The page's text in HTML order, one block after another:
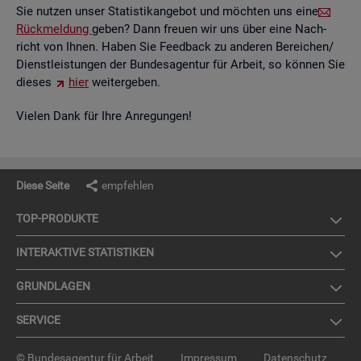
Sie nut­zen unser Sta­tis­tik­an­ge­bot und möch­ten uns eine
Rück­mel­dung geben? Dann freu­en wir uns über eine Nach­
richt von Ihnen. Haben Sie Feed­back zu an­de­ren Be­rei­chen/
Dienst­leis­tun­gen der Bun­des­agen­tur für Ar­beit, so kön­nen Sie
die­ses
hier wei­ter­ge­ben.
Vie­len Dank für Ihre An­re­gun­gen!
Diese Seite empfehlen
TOP-PRO­DUK­TE
IN­TER­AK­TI­VE STA­TIS­TI­KEN
GRUND­LA­GEN
SER­VICE
© Bundesagentur für Arbeit Impressum Datenschutz